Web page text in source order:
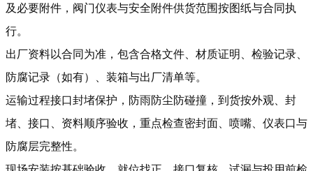
及必要附件，阀门仪表与安全附件供货范围按图纸与合同执
行。
出厂资料以合同为准，包含合格文件、材质证明、检验记录、
防腐记录（如有）、装箱与出厂清单等。
运输过程接口封堵保护，防雨防尘防碰撞，到货按外观、封
堵、接口、资料顺序验收，重点检查密封面、喷嘴、仪表口与
防腐层完整性。